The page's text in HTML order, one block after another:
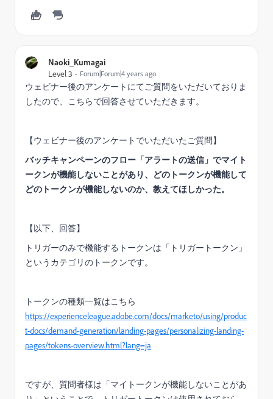
Naoki_Kumagai
Level 3
Forum|Forum|4 years ago
ウェビナー後のアンケートにてご質問をいただいておりま
したので、こちらで回答させていただきます。
【ウェビナー後のアンケートでいただいたご質問】
バッチキャンペーンのフロー「アラートの送信」でマイト
ークンが機能しないことがあり、どのトークンが機能して
どのトークンが機能しないのか、教えてほしかった。
【以下、回答】
トリガーのみで機能するトークンは「トリガートークン」
というカテゴリのトークンです。
トークンの種類一覧はこちら
https://experienceleague.adobe.com/docs/marketo/using/produc
t-docs/demand-generation/landing-pages/personalizing-landing-
pages/tokens-overview.html?lang=ja
ですが、質問者様は「マイトークンが機能しないことがあ